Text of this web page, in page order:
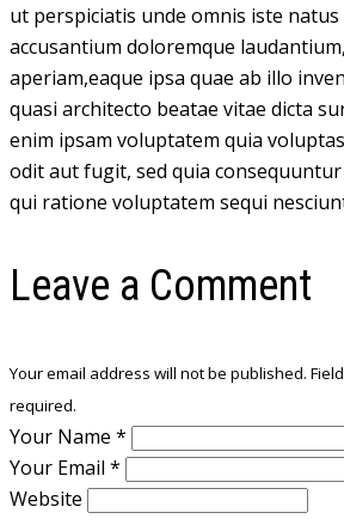
ut perspiciatis unde omnis iste
accusantium doloremque
aperiam,eaque ipsa quae ab illo
quasi architecto beatae vitae dicta
enim ipsam voluptatem quia
odit aut fugit, sed quia
qui ratione voluptatem sequi
Leave a Comment
Your email address will not be published.
required.
Your Name *
Your Email *
Website